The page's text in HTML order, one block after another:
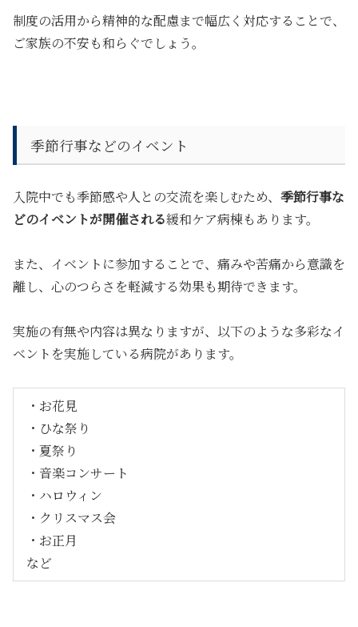
制度の活用から精神的な配慮まで幅広く対応することで、
ご家族の不安も和らぐでしょう。
季節行事などのイベント
入院中でも季節感や人との交流を楽しむため、 季節行事な
どのイベントが開催される緩和ケア病棟もあります。
また、イベントに参加することで、痛みや苦痛から意識を
離し、心のつらさを軽減する効果も期待できます。
実施の有無や内容は異なりますが、以下のような多彩なイ
ベントを実施している病院があります。
・お花見
・ひな祭り
・夏祭り
・音楽コンサート
・ハロウィン
・クリスマス会
・お正月
など